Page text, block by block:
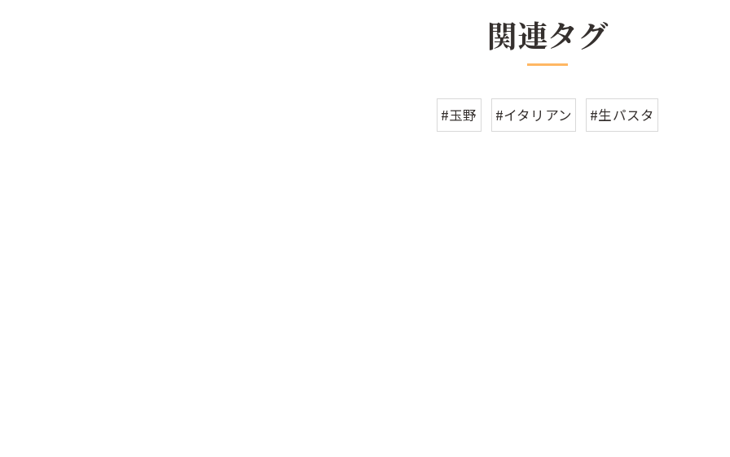
関連タグ
#玉野 #イタリアン #生パスタ